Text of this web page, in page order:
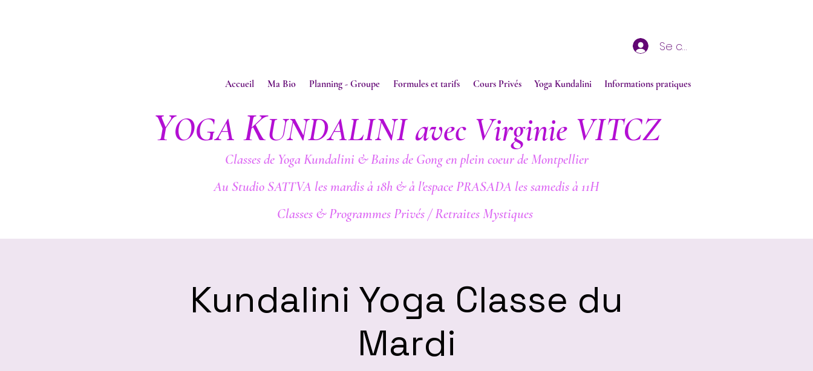
Accueil Ma Bio Planning - Groupe Formules et tarifs Cours Privés Yoga Kundalini Informations pratiques
Se connecter
YOGA KUNDALINI avec Virginie VITCZ
Classes de Yoga Kundalini & Bains de Gong en plein coeur de Montpellier
Au Studio SATTVA les mardis à 18h & à l'espace PRASADA les samedis à 11H
Classes & Programmes Privés / Retraites Mystiques
Kundalini Yoga Classe du
Mardi